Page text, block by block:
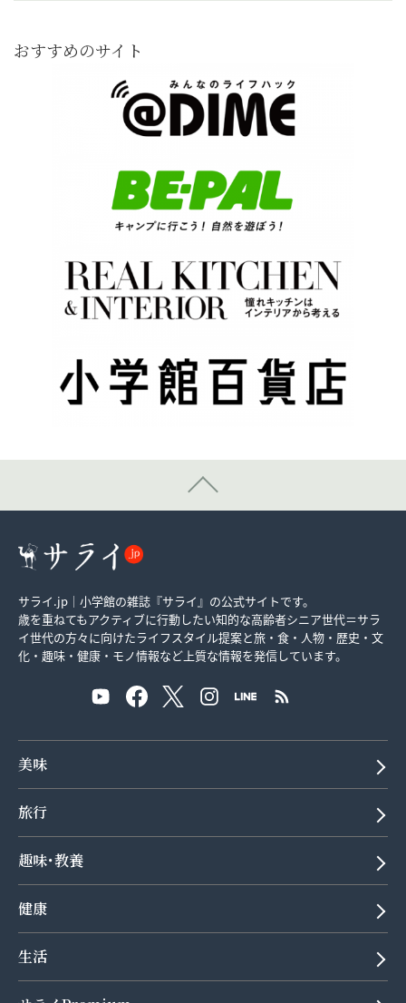
おすすめのサイト
サライ.jp｜小学館の雑誌『サライ』の公式サイトです。
歳を重ねてもアクティブに行動したい知的な高齢者シニア世代＝サラ
イ世代の方々に向けたライフスタイル提案と旅・食・人物・歴史・文
化・趣味・健康・モノ情報など上質な情報を発信しています。
美味
旅行
趣味･教養
健康
生活